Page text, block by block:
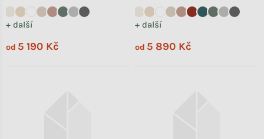
+ další
od 5 190 Kč
+ další
od 5 890 Kč